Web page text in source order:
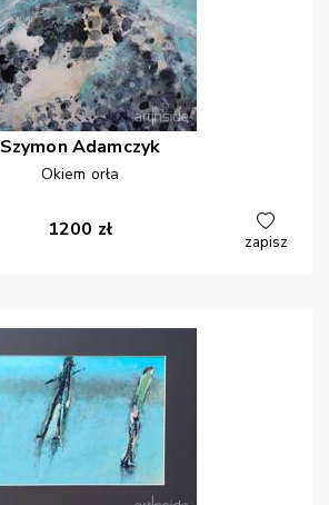
Szymon Adamczyk
Okiem orła
1200 zł
zapisz